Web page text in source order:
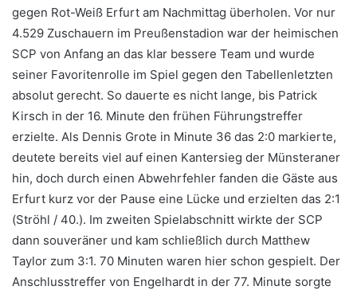
gegen Rot-Weiß Erfurt am Nachmittag überholen. Vor nur
4.529 Zuschauern im Preußenstadion war der heimischen
SCP von Anfang an das klar bessere Team und wurde
seiner Favoritenrolle im Spiel gegen den Tabellenletzten
absolut gerecht. So dauerte es nicht lange, bis Patrick
Kirsch in der 16. Minute den frühen Führungstreffer
erzielte. Als Dennis Grote in Minute 36 das 2:0 markierte,
deutete bereits viel auf einen Kantersieg der Münsteraner
hin, doch durch einen Abwehrfehler fanden die Gäste aus
Erfurt kurz vor der Pause eine Lücke und erzielten das 2:1
(Ströhl / 40.). Im zweiten Spielabschnitt wirkte der SCP
dann souveräner und kam schließlich durch Matthew
Taylor zum 3:1. 70 Minuten waren hier schon gespielt. Der
Anschlusstreffer von Engelhardt in der 77. Minute sorgte